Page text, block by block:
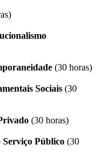
(30 horas)
Sociais (30
(30 horas)
Serviço Público (30